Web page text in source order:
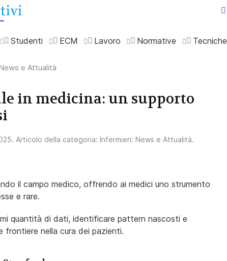
Studenti ECM Lavoro Normative Tecniche
e Attualità
in medicina: un supporto
. Articolo della categoria: Infermieri: News e Attualità.
il campo medico, offrendo ai medici uno strumento
e rare.
quantità di dati, identificare pattern nascosti e
frontiere nella cura dei pazienti.